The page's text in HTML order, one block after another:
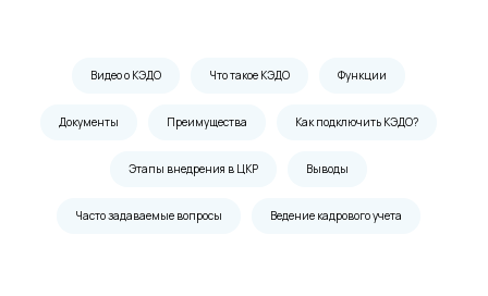
Видео о КЭДО Что такое КЭДО Функции
Документы Преимущества Как подключить КЭДО?
Этапы внедрения в ЦКР Выводы
Часто задаваемые вопросы Ведение кадрового учета